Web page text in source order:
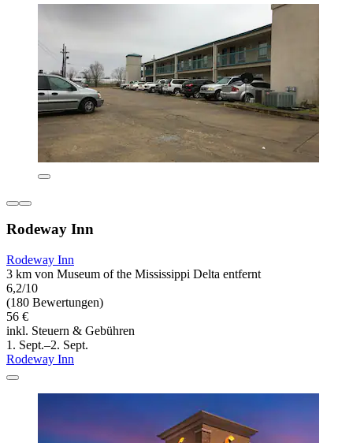
Rodeway Inn
Rodeway Inn
3 km von Museum of the Mississippi Delta entfernt
6,2/10
(180 Bewertungen)
56 €
inkl. Steuern & Gebühren
1. Sept.–2. Sept.
Rodeway Inn